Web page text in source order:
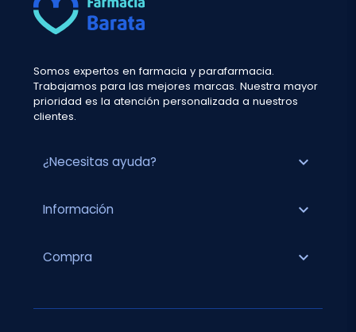
Somos expertos en farmacia y parafarmacia.
Trabajamos para las mejores marcas. Nuestra mayor
prioridad es la atención personalizada a nuestros
clientes.
¿Necesitas ayuda? expand_more
Información expand_more
Compra expand_more